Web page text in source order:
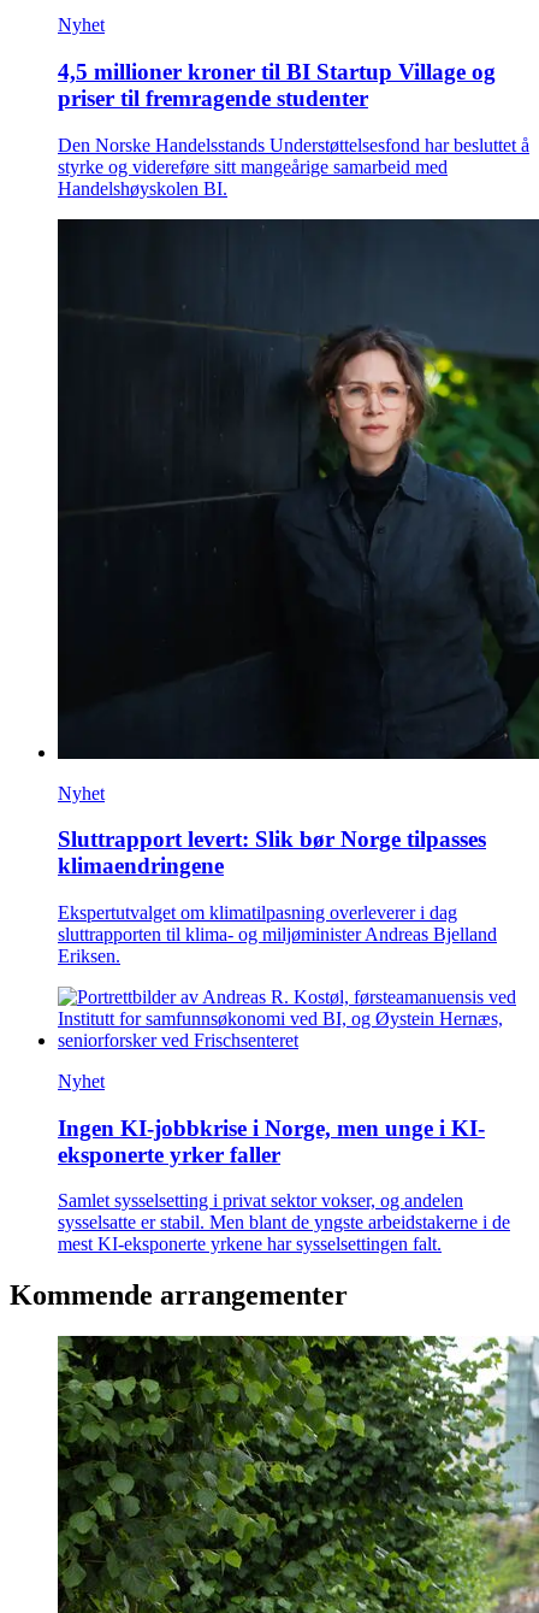
Nyhet
4,5 millioner kroner til BI Startup Village og
priser til fremragende studenter
Den Norske Handelsstands Understøttelsesfond har besluttet å
styrke og videreføre sitt mangeårige samarbeid med
Handelshøyskolen BI.
Nyhet
Sluttrapport levert: Slik bør Norge tilpasses
klimaendringene
Ekspertutvalget om klimatilpasning overleverer i dag
sluttrapporten til klima- og miljøminister Andreas Bjelland
Eriksen.
Nyhet
Ingen KI-jobbkrise i Norge, men unge i KI-
eksponerte yrker faller
Samlet sysselsetting i privat sektor vokser, og andelen
sysselsatte er stabil. Men blant de yngste arbeidstakerne i de
mest KI-eksponerte yrkene har sysselsettingen falt.
Kommende arrangementer